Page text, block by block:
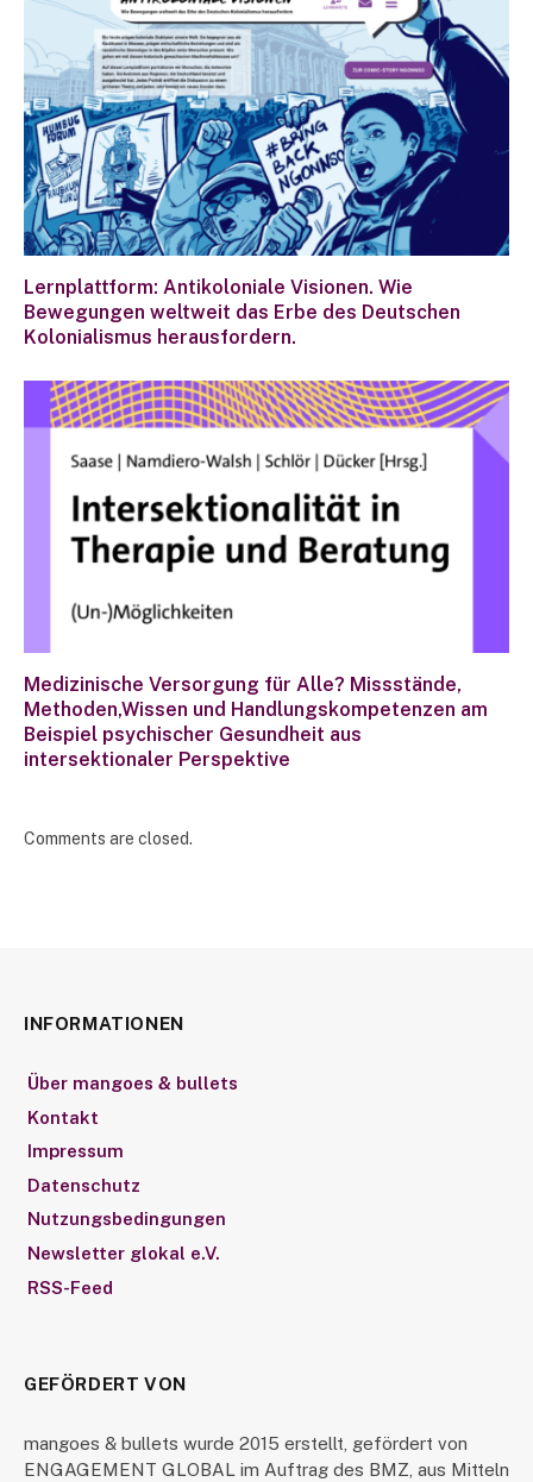
Lernplattform: Antikoloniale Visionen. Wie
Bewegungen weltweit das Erbe des Deutschen
Kolonialismus herausfordern.
Medizinische Versorgung für Alle? Missstände,
Methoden,Wissen und Handlungskompetenzen am
Beispiel psychischer Gesundheit aus
intersektionaler Perspektive
Comments are closed.
INFORMATIONEN
Über mangoes & bullets
Kontakt
Impressum
Datenschutz
Nutzungsbedingungen
Newsletter glokal e.V.
RSS-Feed
GEFÖRDERT VON
mangoes & bullets wurde 2015 erstellt, gefördert von
ENGAGEMENT GLOBAL im Auftrag des BMZ, aus Mitteln